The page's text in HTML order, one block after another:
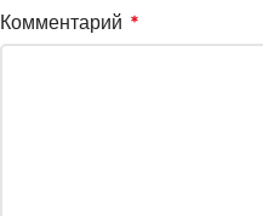
Комментарий *